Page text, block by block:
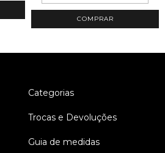
COMPRAR
Categorias
Trocas e Devoluções
Guia de medidas